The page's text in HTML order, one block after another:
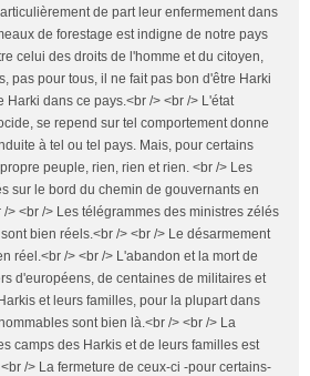
de part leur enfermement dans
de forestage est indigne de notre pays
celui des droits de l'homme et du citoyen,
pas pour tous, il ne fait pas bon d'être Harki
Harki dans ce pays.<br /> <br /> L'état
se repend sur tel comportement donne
à tel ou tel pays. Mais, pour certains
peuple, rien, rien et rien. <br /> Les
sur le bord du chemin de gouvernants en
> <br /> Les télégrammes des ministres zélés
bien réels.<br /> <br /> Le désarmement
réel.<br /> <br /> L'abandon et la mort de
d'européens, de centaines de militaires et
et leurs familles, pour la plupart dans
sont bien là.<br /> <br /> La
camps des Harkis et de leurs familles est
/> La fermeture de ceux-ci -pour certains-